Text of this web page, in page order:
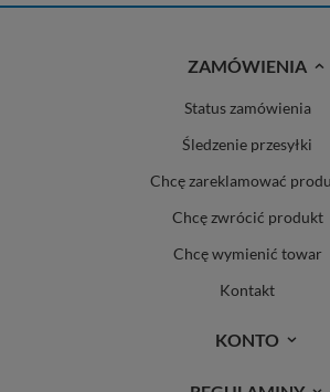
ZAMÓWIENIA
Status zamówienia
Śledzenie przesyłki
Chcę zareklamować
Chcę zwrócić produkt
Chcę wymienić towar
Kontakt
KONTO